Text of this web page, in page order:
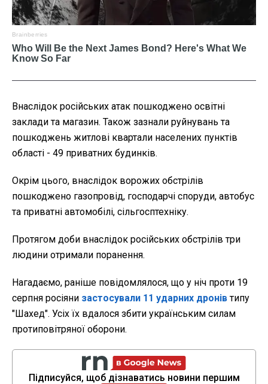
Внаслідок російських атак пошкоджено освітні
заклади та магазин. Також зазнали руйнувань та
пошкоджень житлові квартали населених пунктів
області - 49 приватних будинків.
Окрім цього, внаслідок ворожих обстрілів
пошкоджено газопровід, господарчі споруди, автобус
та приватні автомобілі, сільгосптехніку.
Протягом доби внаслідок російських обстрілів три
людини отримали поранення.
Нагадаємо, раніше повідомлялося, що у ніч проти 19
серпня росіяни застосували 11 ударних дронівтипу
"Шахед". Усіх їх вдалося збити українським силам
протиповітряної оборони.
Підписуйся, щоб дізнаватись новини першим